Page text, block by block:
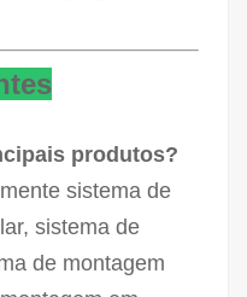
produtos?
sistema de
sistema de
de montagem